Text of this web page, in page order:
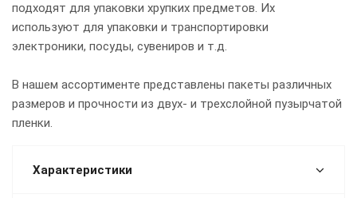
подходят для упаковки хрупких предметов. Их
используют для упаковки и транспортировки
электроники, посуды, сувениров и т.д.
В нашем ассортименте представлены пакеты различных
размеров и прочности из двух- и трехслойной пузырчатой
пленки.
Характеристики